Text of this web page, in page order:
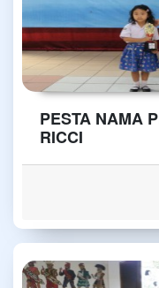
PESTA NAMA
RICCI